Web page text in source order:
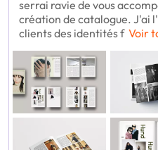
serrai ravie de vous
création de catalogue. J'ai
clients des identités f Voir